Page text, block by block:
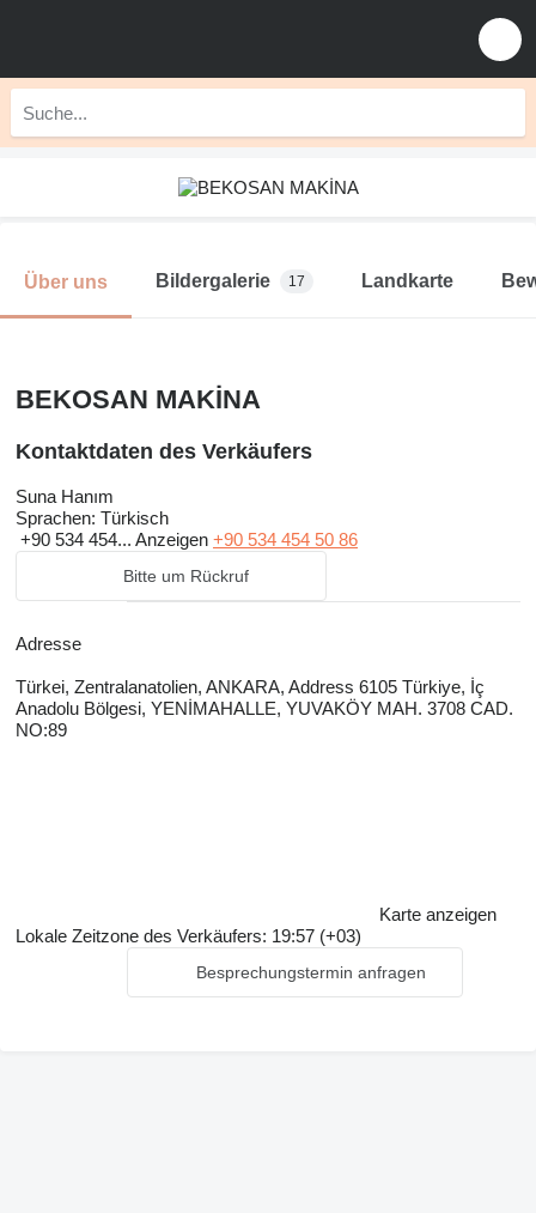
Über uns Bildergalerie 17 Landkarte
BEKOSAN MAKİNA
Kontaktdaten des Verkäufers
Suna Hanım
Sprachen: Türkisch
+90 534 454... Anzeigen +90 534 454 50 86
Bitte um Rückruf
Adresse
Türkei, Zentralanatolien, ANKARA, Address 6105 Türkiye, İç
Anadolu Bölgesi, YENİMAHALLE, YUVAKÖY MAH. 3708 CAD.
NO:89
Karte anzeigen
Lokale Zeitzone des Verkäufers: 19:57 (+03)
Besprechungstermin anfragen